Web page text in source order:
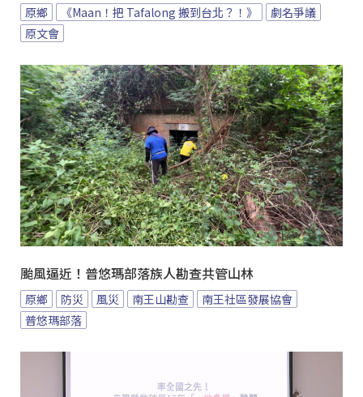
原鄉 《Maan！把 Tafalong 搬到台北？！》
劇名爭議
原文會
颱風逼近！普悠瑪部落族人勘查共管山林
原鄉 防災 風災 南王山勘查
南王社區發展協會
普悠瑪部落